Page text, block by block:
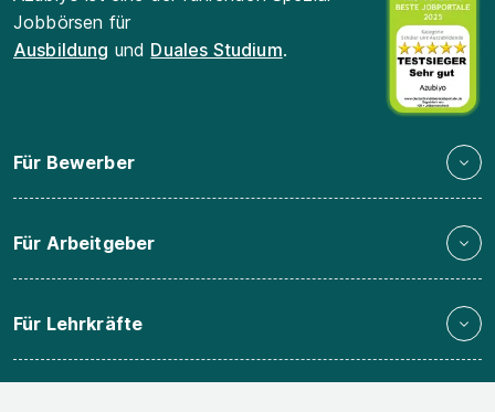
Jobbörsen für
Ausbildung und Duales Studium.
Für Bewerber
Für Arbeitgeber
Für Lehrkräfte